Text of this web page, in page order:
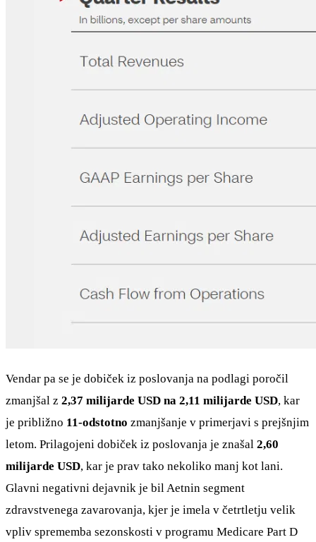
Vendar pa se je dobiček iz poslovanja na podlagi poročil
zmanjšal z 2,37 milijarde USD na 2,11 milijarde USD, kar
je približno 11-odstotno zmanjšanje v primerjavi s prejšnjim
letom. Prilagojeni dobiček iz poslovanja je znašal 2,60
milijarde USD, kar je prav tako nekoliko manj kot lani.
Glavni negativni dejavnik je bil Aetnin segment
zdravstvenega zavarovanja, kjer je imela v četrtletju velik
vpliv sprememba sezonskosti v programu Medicare Part D